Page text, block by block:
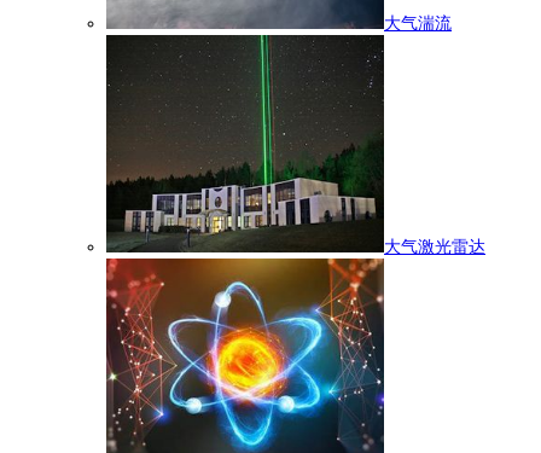
大气湍流
大气激光雷达